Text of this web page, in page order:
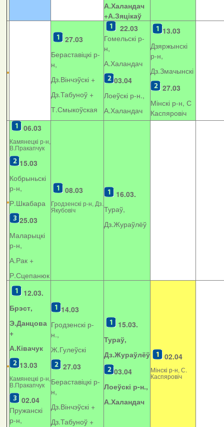
А.Халандач
+А.Зяцікаў
27.03
Бераставіцкі р-
н,
Дз.Вінчэўскі +
Дз.Табуноў +
Т.Смыкоўская
22.03
Гомельскі р-
н,
А.Халандач
03.04
Лоеўскі р-н.,
А.Халандач
13.03
Дзяржынскі
р-н,
Дз.Змачынскі
27.03
Мінскі р-н, С
Каспяровіч
06.03
Камянецкі р-н,
В.Пракапчук
15.03
Кобрыньскі
р-н,
Р.Шкабара
25.03
Маларыцкі
р-н,
А.Рак +
Р.Сцепанюк
08.03
Гродзенскі р-н, Дз.
Якубовіч
16.03.
Тураў,
Дз.Жураўлёў
12.03.
Брэст,
Э.Данцова
+
А.Ківачук
13.03
Камянецкі р-н,
В.Пракапчук
02.04
Пружанскі
р-н,
14.03
Гродзенскі р-
н.,
Ж.Гулеўскі
27.03
Бераставіцкі р-
н,
Дз.Вінчэўскі +
Дз.Табуноў +
15.03.
Тураў,
Дз.Жураўлёў
03.04
Лоеўскі р-н.,
А.Халандач
02.04
Мінскі р-н, С.
Каспяровіч